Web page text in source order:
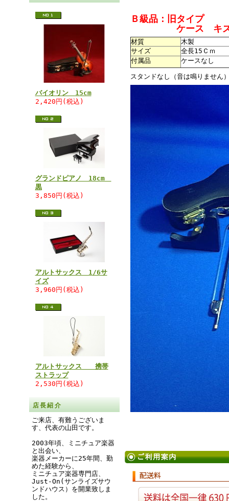
バイオリン 15cm
2,420円(税込)
グランドピアノ 18cm
黒
3,850円(税込)
アルトサックス 1/6サ
イズ
3,960円(税込)
アルトサックス 携帯
ストラップ
2,530円(税込)
店長紹介
ご来店、有難うございま
す、代表の山田です。
2003年頃、ミニチュア楽器
と出会い、
楽器メーカーに25年間、勤
めた経験から、
ミニチュア楽器専門店、
Just-On(サンライズサウ
ンドハウス）を開業致しま
した。
Ｂ級品：旧タイプ
ケース キズ
材質
木製
サイズ
全長15Ｃｍ
付属品
ケースなし
スタンドなし（音は鳴りません